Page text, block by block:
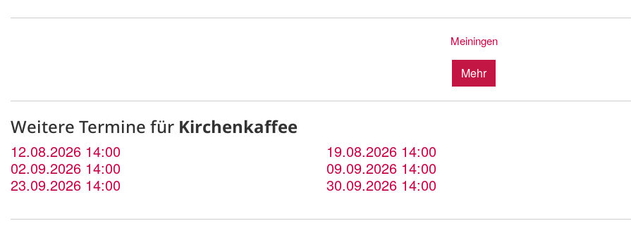
Meiningen
Mehr
Weitere Termine für Kirchenkaffee
12.08.2026 14:00 19.08.2026 14:00
02.09.2026 14:00
09.09.2026 14:00
23.09.2026 14:00
30.09.2026 14:00